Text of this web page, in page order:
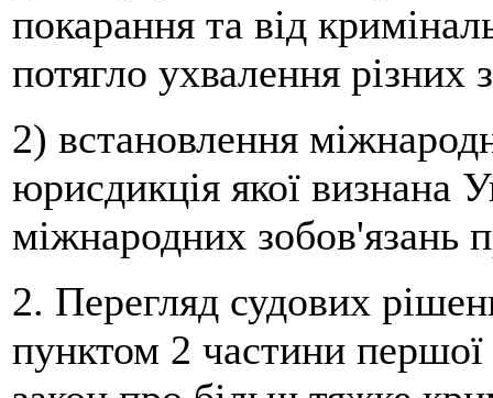
покарання та від
потягло ухвалення різних
2) встановлення
юрисдикція якої визнана
міжнародних зобов'язань
2. Перегляд судових
пунктом 2 частини першої